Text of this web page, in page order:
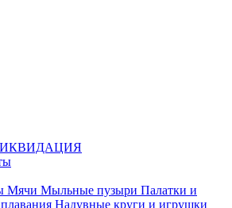
ЛИКВИДАЦИЯ
Мячи Мыльные пузыри Палатки и
Надувные круги и игрушки